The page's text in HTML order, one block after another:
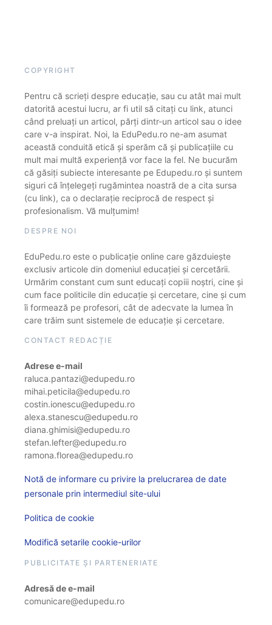
COPYRIGHT
Pentru că scrieți despre educație, sau cu atât mai mult
datorită acestui lucru, ar fi util să citați cu link, atunci
când preluați un articol, părți dintr-un articol sau o idee
care v-a inspirat. Noi, la EduPedu.ro ne-am asumat
această conduită etică și sperăm că și publicațiile cu
mult mai multă experiență vor face la fel. Ne bucurăm
că găsiți subiecte interesante pe Edupedu.ro și suntem
siguri că înțelegeți rugămintea noastră de a cita sursa
(cu link), ca o declarație reciprocă de respect și
profesionalism. Vă mulțumim!
DESPRE NOI
EduPedu.ro este o publicație online care găzduiește
exclusiv articole din domeniul educației și cercetării.
Urmărim constant cum sunt educați copiii noștri, cine și
cum face politicile din educație și cercetare, cine și cum
îi formează pe profesori, cât de adecvate la lumea în
care trăim sunt sistemele de educație și cercetare.
CONTACT REDACȚIE
Adrese e-mail
raluca.pantazi@edupedu.ro
mihai.peticila@edupedu.ro
costin.ionescu@edupedu.ro
alexa.stanescu@edupedu.ro
diana.ghimisi@edupedu.ro
stefan.lefter@edupedu.ro
ramona.florea@edupedu.ro
Notă de informare cu privire la prelucrarea de date
personale prin intermediul site-ului
Politica de cookie
Modifică setarile cookie-urilor
PUBLICITATE ȘI PARTENERIATE
Adresă de e-mail
comunicare@edupedu.ro